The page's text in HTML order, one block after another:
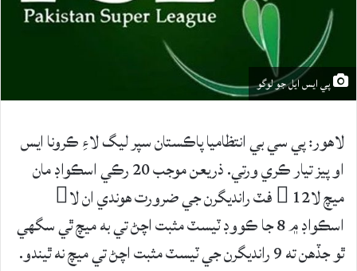
پي ايس ايل جو لوگو
لاهور: پي سي بي انتظاميا پاڪستان سپر ليگ لاءِ ڪرونا ايس
او پيز تيار ڪري ورتي. ذريعن موجب 20 رڪي اسڪواڊ مان
ميچ لا 12 فٽ رانديگرن جي ضرورت هوندي ان لا
اسڪواڊ ۾ 8 جا ڪووڊ ٽيسٽ مثبت اچڻ تي به ميچ ٿي سگهي
ٿو جڏهن ته 9 رانديگرن جي ٽيسٽ مثبت اچڻ تي ميچ نه ٿيندو.